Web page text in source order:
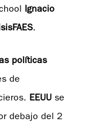
Ignacio
.
políticas
de
EEUU se
debajo del 2